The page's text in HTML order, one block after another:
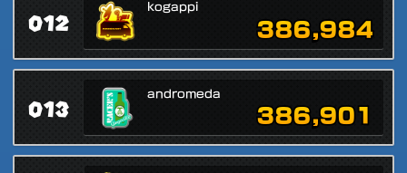
012
kogappi
386,984
013
andromeda
386,901